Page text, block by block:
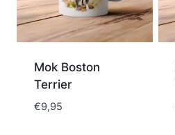
Mok Boston
Terrier
€9,95